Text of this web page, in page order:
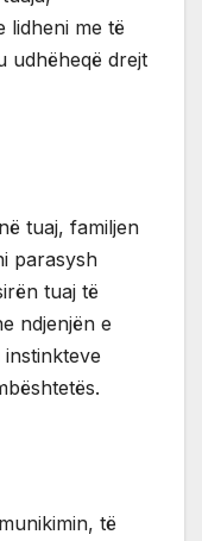
lidheni me të
udhëheqë drejt
tuaj, familjen
parasysh
tuaj të
ndjenjën e
instinkteve
të